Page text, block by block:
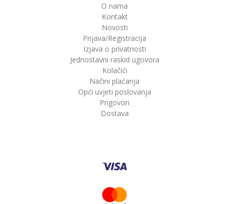
O nama
Kontakt
Novosti
Prijava/Registracija
Izjava o privatnosti
Jednostavni raskid ugovora
Kolačići
Načini plaćanja
Opći uvjeti poslovanja
Prigovori
Dostava